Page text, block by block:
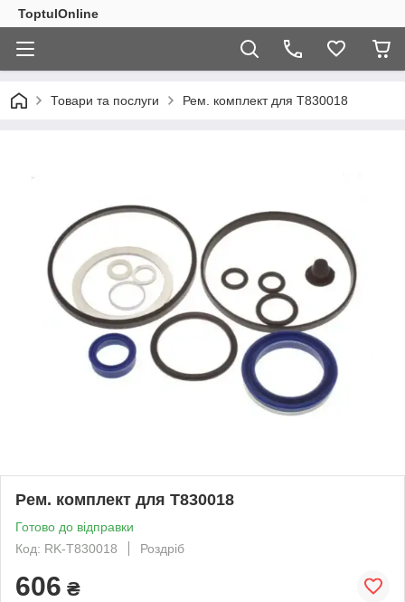
ToptulOnline
Товари та послуги Рем. комплект для T830018
Рем. комплект для T830018
Готово до відправки
Код: RK-T830018
Роздріб
606 ₴